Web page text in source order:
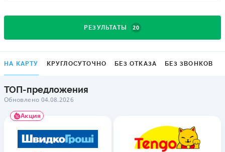
РЕЗУЛЬТАТЫ 20
НА КАРТУ КРУГЛОСУТОЧНО БЕЗ ОТКАЗА БЕЗ ЗВОНКОВ
ТОП-предложения
Обновлено 04.08.2026
Акция